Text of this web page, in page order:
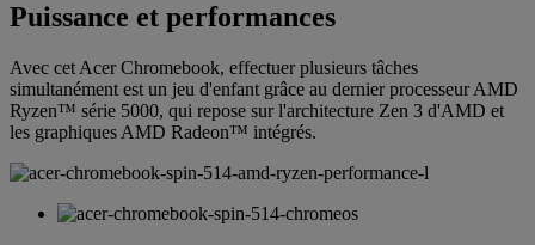
Puissance et performances
Avec cet Acer Chromebook, effectuer plusieurs tâches
simultanément est un jeu d'enfant grâce au dernier processeur AMD
Ryzen™ série 5000, qui repose sur l'architecture Zen 3 d'AMD et
les graphiques AMD Radeon™ intégrés.